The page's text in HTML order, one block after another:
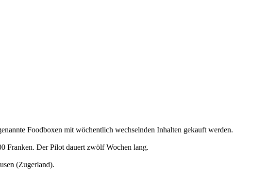
Foodboxen mit wöchentlich wechselnden Inhalten gekauft werden.
Franken. Der Pilot dauert zwölf Wochen lang.
(Zugerland).